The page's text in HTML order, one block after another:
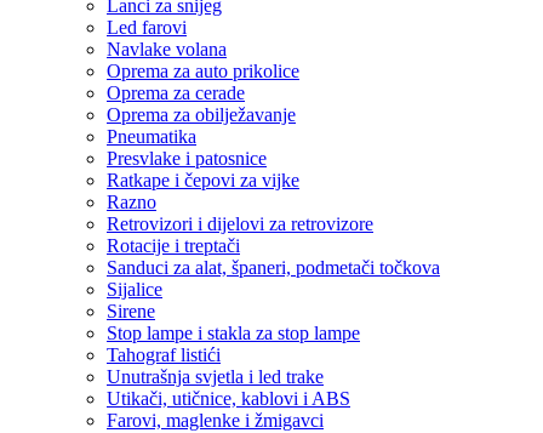
Lanci za snijeg
Led farovi
Navlake volana
Oprema za auto prikolice
Oprema za cerade
Oprema za obilježavanje
Pneumatika
Presvlake i patosnice
Ratkape i čepovi za vijke
Razno
Retrovizori i dijelovi za retrovizore
Rotacije i treptači
Sanduci za alat, španeri, podmetači točkova
Sijalice
Sirene
Stop lampe i stakla za stop lampe
Tahograf listići
Unutrašnja svjetla i led trake
Utikači, utičnice, kablovi i ABS
Farovi, maglenke i žmigavci